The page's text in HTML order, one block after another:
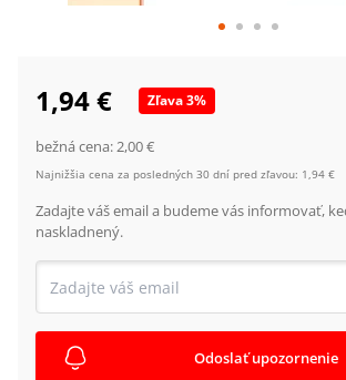
1,94 € Zľava3%
bežná cena:2,00 €
Najnižšia cena za posledných 30 dní pred zľavou: 1,94 €
Zadajte váš email a budeme vás informovať,
naskladnený.
Odoslať upozornenie